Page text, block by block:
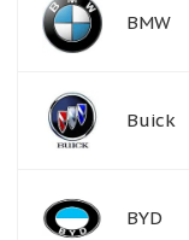
BMW
Buick
BYD